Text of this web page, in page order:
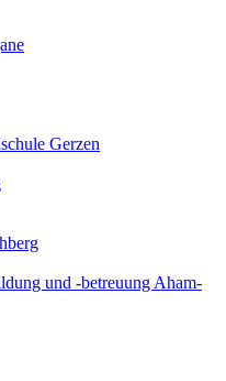
Gerzen
und -betreuung Aham-